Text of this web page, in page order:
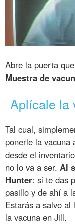
Abre la puerta
Muestra de
Aplícale la
Tal cual,
ponerle la vacuna
desde el
no lo va a ser. Al
Hunter: si te das
pasillo y de ahí a
Estarás a salvo
la vacuna en Jill.